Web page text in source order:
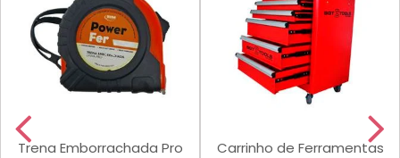
Trena Emborrachada Pro
Carrinho de Ferramentas